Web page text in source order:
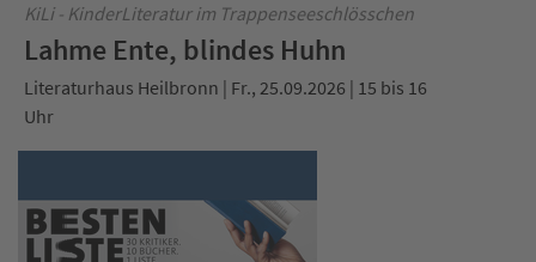
KiLi - KinderLiteratur im Trappenseeschlösschen
Lahme Ente, blindes Huhn
Literaturhaus Heilbronn | Fr., 25.09.2026 | 15 bis 16
Uhr